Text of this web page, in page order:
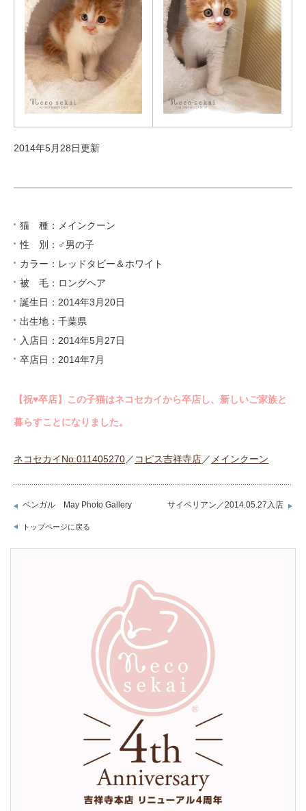
2014年5月28日更新
猫 種：メインクーン
性 別：♂男の子
カラー：レッドタビー＆ホワイト
被 毛：ロングヘア
誕生日：2014年3月20日
出生地：千葉県
入店日：2014年5月27日
卒店日：2014年7月
【祝♥︎卒店】この子猫はネコセカイから卒店し、新しいご家族と
暮らすことになりました。
ネコセカイNo.011405270／ コピス吉祥寺店／ メインクーン
ベンガル May Photo Gallery サイベリアン／2014.05.27入店
トップページに戻る